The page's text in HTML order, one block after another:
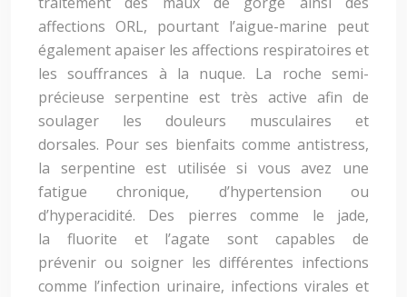
affections ORL, pourtant l’aigue-marine peut
également apaiser les affections respiratoires et
les souffrances à la nuque. La roche semi-
précieuse serpentine est très active afin de
soulager les douleurs musculaires et
dorsales. Pour ses bienfaits comme antistress,
la serpentine est utilisée si vous avez une
fatigue chronique, d’hypertension ou
d’hyperacidité. Des pierres comme le jade,
la fluorite et l’agate sont capables de
prévenir ou soigner les différentes infections
comme l’infection urinaire, infections virales et